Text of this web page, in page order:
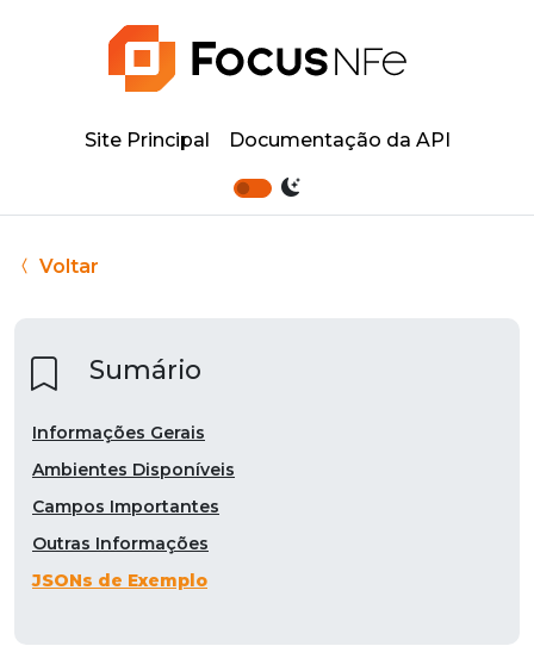
Site Principal Documentação da API
Voltar
Sumário
Informações Gerais
Ambientes Disponíveis
Campos Importantes
Outras Informações
JSONs de Exemplo